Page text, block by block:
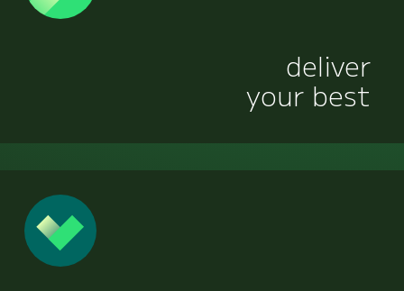
deliver
your best